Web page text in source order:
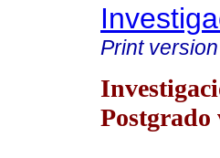
Print version
Postgrado